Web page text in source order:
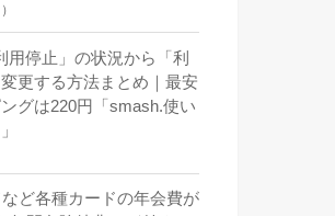
用停止」の状況から「利
更する方法まとめ｜最安
グは220円「smash.使い
ど各種カードの年会費が